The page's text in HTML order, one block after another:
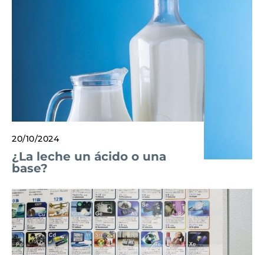
20/10/2024
¿La leche un ácido o una
base?